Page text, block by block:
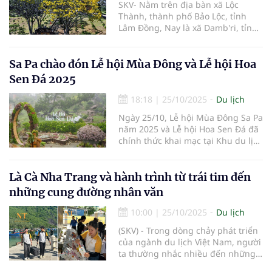
SKV- Nằm trên địa bàn xã Lộc
Thành, thành phố Bảo Lộc, tỉnh
Lâm Đồng, Nay là xã Damb'ri, tỉnh
tiếng của khu vực Tây Nguyên. Với
không gian thanh tịnh, cảnh quan
tu học nghiêm mật, tu viện từ lâu
đã trở thành điểm tựa tâm linh cho
tăng ni, Phật tử cũng như điểm
đến tìm về sự an yên của nhiều du
khách. Và cứ mỗi độ xuân về thì
đến thu hút đông đảo du khách
nhờ sắc vàng rực rỡ của hoa
Sa Pa chào đón Lễ hội Mùa Đông và Lễ hội Hoa
Sen Đá 2025
18:18 | 25/10/2025
Du lịch
Ngày 25/10, Lễ hội Mùa Đông Sa Pa
năm 2025 và Lễ hội Hoa Sen Đá đã
chính thức khai mạc tại Khu du lịch
Là Cà Nha Trang và hành trình từ trái tim đến
những cung đường nhân văn
10:00 | 25/10/2025
Du lịch
(SKV) - Trong dòng chảy phát triển
của ngành du lịch Việt Nam, người
ta thường nhắc nhiều đến những